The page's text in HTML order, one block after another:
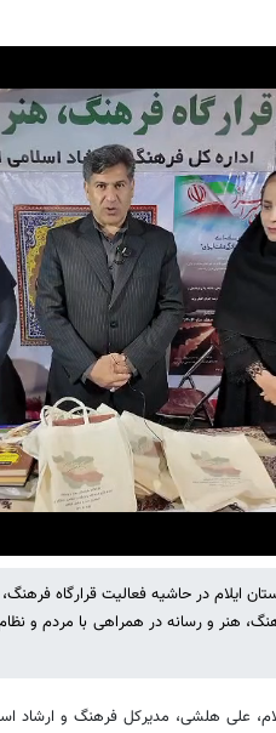
هنر و رسانه در همراهی با مردم و
علی هلشی، مدیرکل فرهنگ و ارشاد